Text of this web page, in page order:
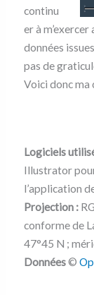
continu
er à
données issues
pas de
Voici donc
Logiciels
Illustrator
l’application
Projection :
conforme de
47°45 N ;
Données©